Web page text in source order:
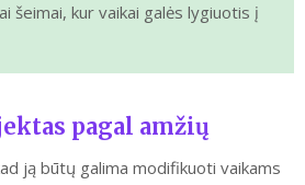
šeimai, kur vaikai galės lygiuotis į
pagal amžių
ją būtų galima modifikuoti vaikams